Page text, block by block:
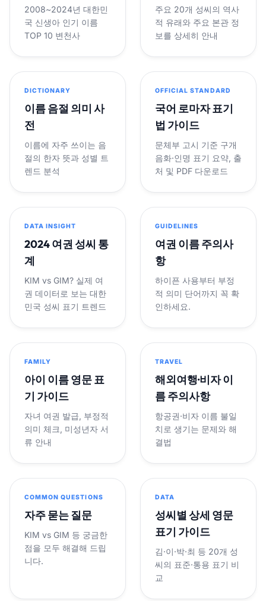
2008~2024년 대한민
국 신생아 인기 이름
TOP 10 변천사
주요 20개 성씨의 역사
적 유래와 주요 본관 정
보를 상세히 안내
DICTIONARY
이름 음절 의미 사
전
이름에 자주 쓰이는 음
절의 한자 뜻과 성별 트
렌드 분석
OFFICIAL STANDARD
국어 로마자 표기
법 가이드
문체부 고시 기준 구개
음화·인명 표기 요약, 출
처 및 PDF 다운로드
DATA INSIGHT
2024 여권 성씨 통
계
KIM vs GIM? 실제 여
권 데이터로 보는 대한
민국 성씨 표기 트렌드
GUIDELINES
여권 이름 주의사
항
하이픈 사용부터 부정
적 의미 단어까지 꼭 확
인하세요.
FAMILY
아이 이름 영문 표
기 가이드
자녀 여권 발급, 부정적
의미 체크, 미성년자 서
류 안내
TRAVEL
해외여행·비자 이
름 주의사항
항공권·비자 이름 불일
치로 생기는 문제와 해
결법
COMMON QUESTIONS
자주 묻는 질문
KIM vs GIM 등 궁금한
점을 모두 해결해 드립
니다.
DATA
성씨별 상세 영문
표기 가이드
김·이·박·최 등 20개 성
씨의 표준·통용 표기 비
교